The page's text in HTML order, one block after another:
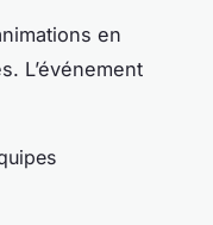
en
L’événement